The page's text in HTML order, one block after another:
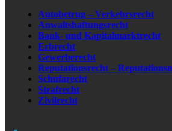
Autobetrug – Verkehrsrecht
Anwaltshaftungsrecht
Bank- und Kapitalmarktrecht
Erbrecht
Gewerberecht
Reputationsrecht –
Schufarecht
Strafrecht
Zivilrecht